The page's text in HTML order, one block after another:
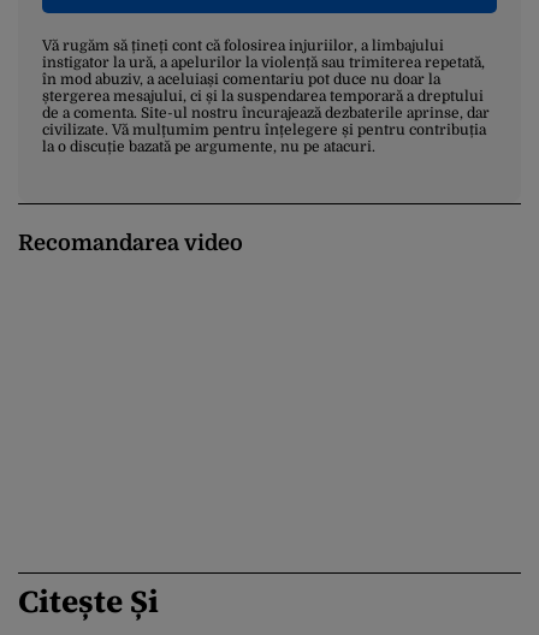
Vă rugăm să țineți cont că folosirea injuriilor, a limbajului
instigator la ură, a apelurilor la violență sau trimiterea repetată,
în mod abuziv, a aceluiași comentariu pot duce nu doar la
ștergerea mesajului, ci și la suspendarea temporară a dreptului
de a comenta. Site-ul nostru încurajează dezbaterile aprinse, dar
civilizate. Vă mulțumim pentru înțelegere și pentru contribuția
la o discuție bazată pe argumente, nu pe atacuri.
Recomandarea video
Citește Și